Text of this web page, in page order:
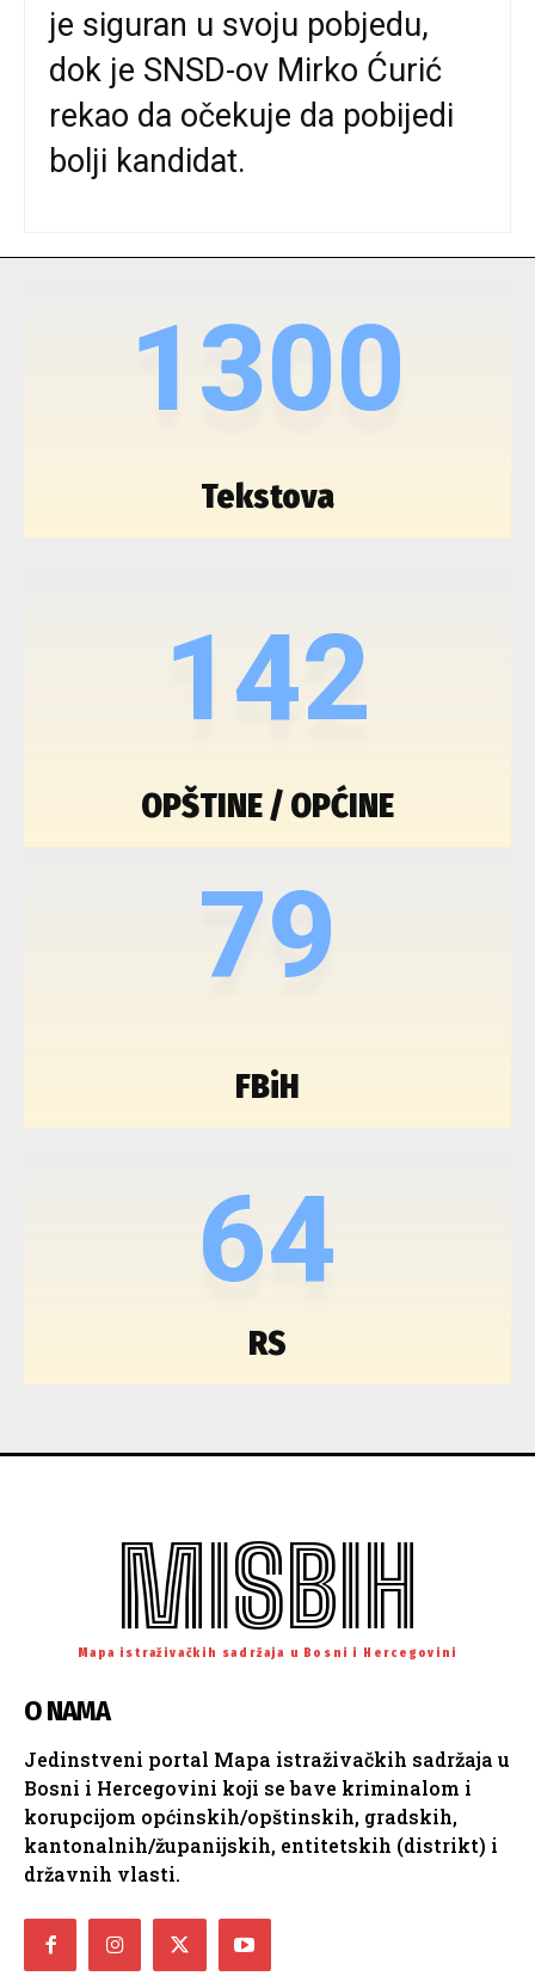
je siguran u svoju pobjedu,
dok je SNSD-ov Mirko Ćurić
rekao da očekuje da pobijedi
bolji kandidat.
1300
Tekstova
142
OPŠTINE / OPĆINE
79
FBiH
64
RS
MISBIH
Mapa istraživačkih sadržaja u Bosni i Hercegovini
O NAMA
Jedinstveni portal Mapa istraživačkih sadržaja u
Bosni i Hercegovini koji se bave kriminalom i
korupcijom općinskih/opštinskih, gradskih,
kantonalnih/županijskih, entitetskih (distrikt) i
državnih vlasti.